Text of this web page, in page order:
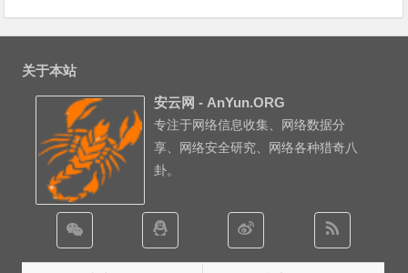
关于本站
安云网 - AnYun.ORG
专注于网络信息收集、网络数据分
享、网络安全研究、网络各种猎奇八
卦。